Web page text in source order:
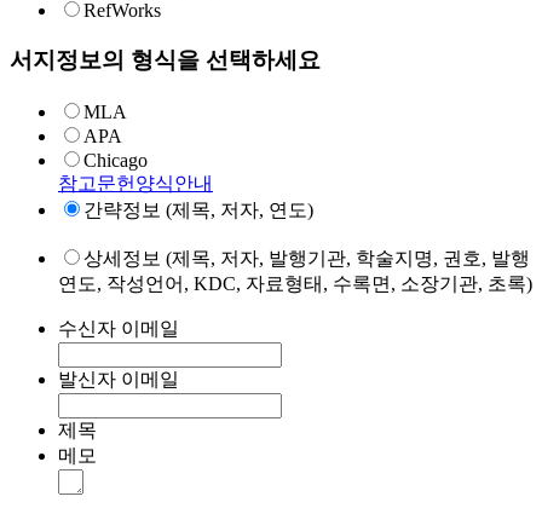
RefWorks
서지정보의 형식을 선택하세요
MLA
APA
Chicago
참고문헌양식안내
간략정보 (제목, 저자, 연도)
상세정보 (제목, 저자, 발행기관, 학술지명, 권호, 발행
연도, 작성언어, KDC, 자료형태, 수록면, 소장기관, 초록)
수신자 이메일
발신자 이메일
제목
메모